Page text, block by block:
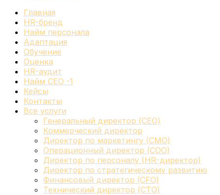
Главная
HR-бренд
Найм персонала
Адаптация
Обучение
Оценка
HR-аудит
Найм СЕО -1
Кейсы
Контакты
Все услуги
Генеральный директор (CEO)
Коммерческий директор
Директор по маркетингу (CMO)
Операционный директор (COO)
Директор по персоналу (HR-директор)
Директор по стратегическому развитию
Финансовый директор (CFO)
Технический директор (CTO)